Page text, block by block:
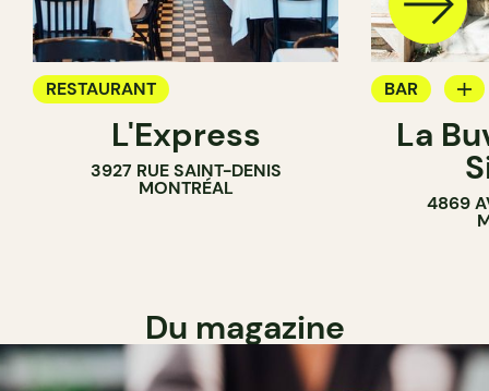
RESTAURANT
L'Express
3927 RUE SAINT-DENIS
MONTRÉAL
BAR
BAR À VIN
La
4869
Du magazine